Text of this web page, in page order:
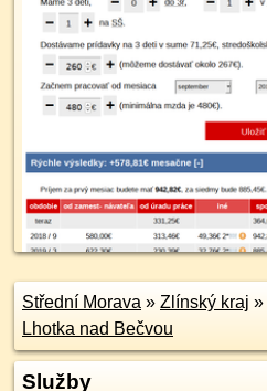
Střední Morava » Zlínský kraj »
Lhotka nad Bečvou
Služby